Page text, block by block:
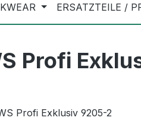
ERSATZTEILE /
Profi